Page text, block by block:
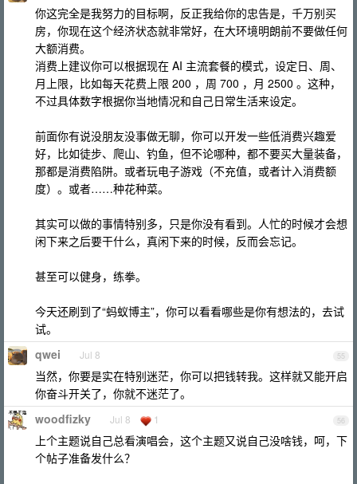
你这完全是我努力的目标啊，反正我给你的忠告是，千万别买
房，你现在这个经济状态就非常好，在大环境明朗前不要做任何
大额消费。
消费上建议你可以根据现在 AI 主流套餐的模式，设定日、周、
月上限，比如每天花费上限 200 ，周 700 ，月 2500 。这种，
不过具体数字根据你当地情况和自己日常生活来设定。
前面你有说没朋友没事做无聊，你可以开发一些低消费兴趣爱
好，比如徒步、爬山、钓鱼，但不论哪种，都不要买大量装备，
那都是消费陷阱。或者玩电子游戏（不充值，或者计入消费额
度）。或者……种花种菜。
其实可以做的事情特别多，只是你没有看到。人忙的时候才会想
闲下来之后要干什么，真闲下来的时候，反而会忘记。
甚至可以健身，练拳。
今天还刷到了“蚂蚁博主”，你可以看看哪些是你有想法的，去试
试。
55
qwei Jul 8
当然，你要是实在特别迷茫，你可以把钱转我。这样就又能开启
你奋斗开关了，你就不迷茫了。
56
woodfizky Jul 8 1
上个主题说自己总看演唱会，这个主题又说自己没啥钱，呵，下
个帖子准备发什么？